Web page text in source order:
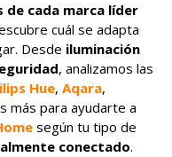
cada marca líder
cuál se adapta
Desde iluminación
, analizamos las
Hue, Aqara,
más para ayudarte a
según tu tipo de
conectado.